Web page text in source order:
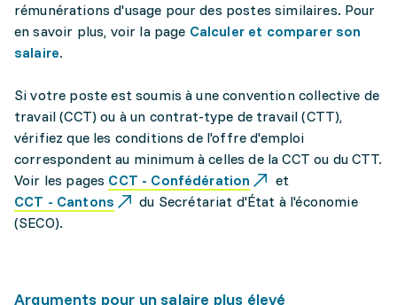
rémunérations d'usage pour des postes similaires. Pour
en savoir plus, voir la page Calculer et comparer son
salaire.
Si votre poste est soumis à une convention collective de
travail (CCT) ou à un contrat-type de travail (CTT),
vérifiez que les conditions de l'offre d'emploi
correspondent au minimum à celles de la CCT ou du CTT.
Voir les pages CCT - Confédération
et
CCT - Cantons
du Secrétariat d'État à l'économie
(SECO).
Arguments pour un salaire plus élevé